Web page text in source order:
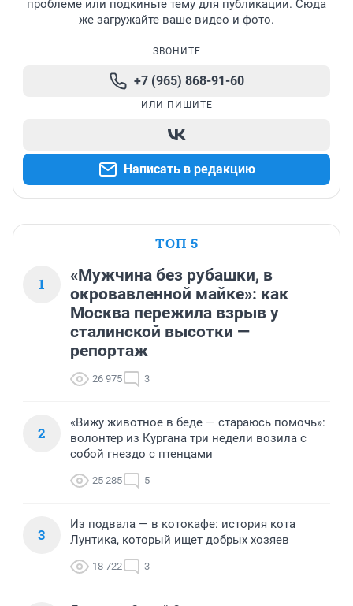
проблеме или подкиньте тему для публикации. Сюда
же загружайте ваше видео и фото.
ЗВОНИТЕ
+7 (965) 868-91-60
ИЛИ ПИШИТЕ
Написать в редакцию
ТОП 5
1
«Мужчина без рубашки, в
окровавленной майке»: как
Москва пережила взрыв у
сталинской высотки —
репортаж
26 975 3
2
«Вижу животное в беде — стараюсь помочь»:
волонтер из Кургана три недели возила с
собой гнездо с птенцами
25 285 5
3
Из подвала — в котокафе: история кота
Лунтика, который ищет добрых хозяев
18 722 3